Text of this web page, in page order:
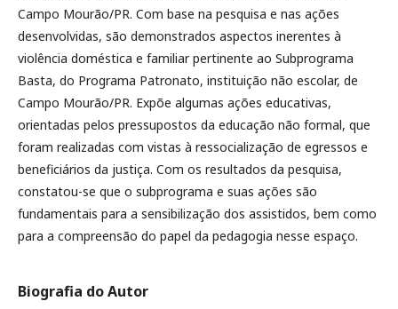
Campo Mourão/PR. Com base na pesquisa e nas ações
desenvolvidas, são demonstrados aspectos inerentes à
violência doméstica e familiar pertinente ao Subprograma
Basta, do Programa Patronato, instituição não escolar, de
Campo Mourão/PR. Expõe algumas ações educativas,
orientadas pelos pressupostos da educação não formal, que
foram realizadas com vistas à ressocialização de egressos e
beneficiários da justiça. Com os resultados da pesquisa,
constatou-se que o subprograma e suas ações são
fundamentais para a sensibilização dos assistidos, bem como
para a compreensão do papel da pedagogia nesse espaço.
Biografia do Autor